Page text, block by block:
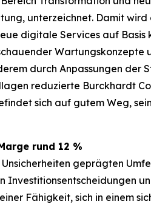
unterzeichnet. Damit
digitale Services auf
durch Anpassungen der
reduzierte Burckhardt
sich auf gutem Weg,
rund 12 %
geprägten
Investitionsentscheidungen
Fähigkeit, sich in einem